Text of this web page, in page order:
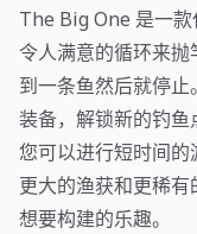
The Big One 是一款
令人满意的循环来
到一条鱼然后就停
装备，解锁新的钓鱼
您可以进行短时间
更大的渔获和更稀
想要构建的乐趣。